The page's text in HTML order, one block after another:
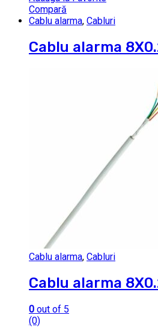
Compară
Cablu alarma, Cabluri
Cablu alarma
Cablu alarma, Cabluri
Cablu alarma
0 out of 5
(0)